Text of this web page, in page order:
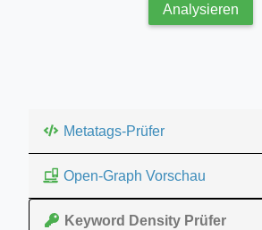
Analysieren
Metatags-Prüfer
Open-Graph Vorschau
Keyword Density Prüfer